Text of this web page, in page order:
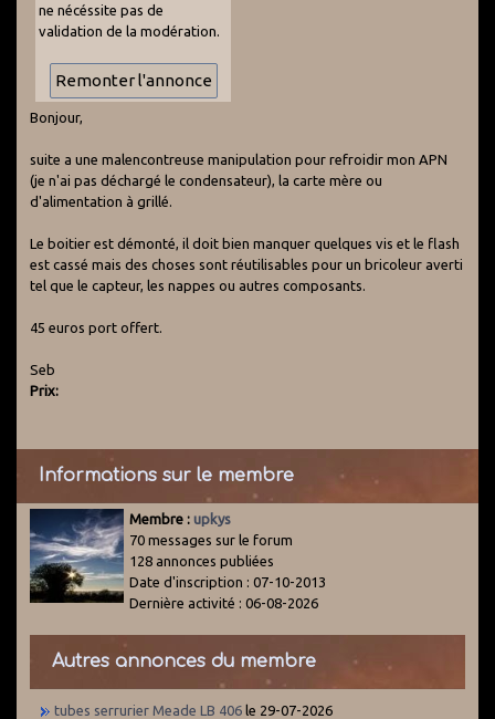
ne nécéssite pas de
validation de la modération.
Bonjour,
suite a une malencontreuse manipulation pour refroidir mon APN
(je n'ai pas déchargé le condensateur), la carte mère ou
d'alimentation à grillé.
Le boitier est démonté, il doit bien manquer quelques vis et le flash
est cassé mais des choses sont réutilisables pour un bricoleur averti
tel que le capteur, les nappes ou autres composants.
45 euros port offert.
Seb
Prix:
Informations sur le membre
Membre : upkys
70 messages sur le forum
128 annonces publiées
Date d'inscription : 07-10-2013
Dernière activité : 06-08-2026
Autres annonces du membre
tubes serrurier Meade LB 406 le 29-07-2026